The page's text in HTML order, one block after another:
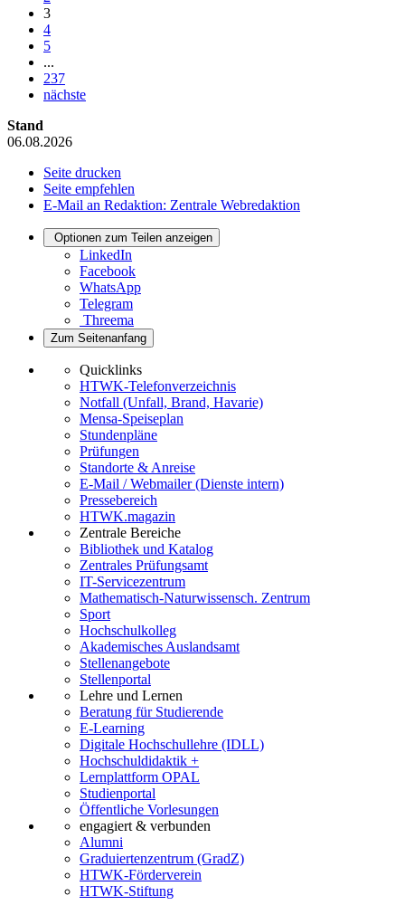
3
4
5
...
237
nächste
Stand
06.08.2026
Seite drucken
Seite empfehlen
E-Mail an Redaktion: Zentrale Webredaktion
Optionen zum Teilen anzeigen
LinkedIn
Facebook
WhatsApp
Telegram
Threema
Zum Seitenanfang
Quicklinks
HTWK-Telefonverzeichnis
Notfall (Unfall, Brand, Havarie)
Mensa-Speiseplan
Stundenpläne
Prüfungen
Standorte & Anreise
E-Mail / Webmailer (Dienste intern)
Pressebereich
HTWK.magazin
Zentrale Bereiche
Bibliothek und Katalog
Zentrales Prüfungsamt
IT-Servicezentrum
Mathematisch-Naturwissensch. Zentrum
Sport
Hochschulkolleg
Akademisches Auslandsamt
Stellenangebote
Stellenportal
Lehre und Lernen
Beratung für Studierende
E-Learning
Digitale Hochschullehre (IDLL)
Hochschuldidaktik +
Lernplattform OPAL
Studienportal
Öffentliche Vorlesungen
engagiert & verbunden
Alumni
Graduiertenzentrum (GradZ)
HTWK-Förderverein
HTWK-Stiftung